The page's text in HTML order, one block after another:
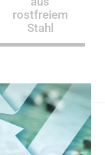
rostfreiem
Stahl